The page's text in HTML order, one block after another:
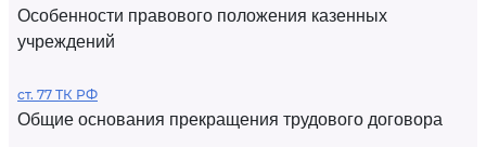
Особенности правового положения казенных
учреждений
ст. 77 ТК РФ
Общие основания прекращения трудового договора